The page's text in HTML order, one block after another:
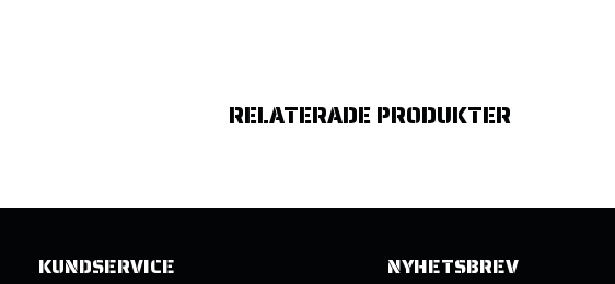
RELATERADE PRODUKTER
KUNDSERVICE NYHETSBREV